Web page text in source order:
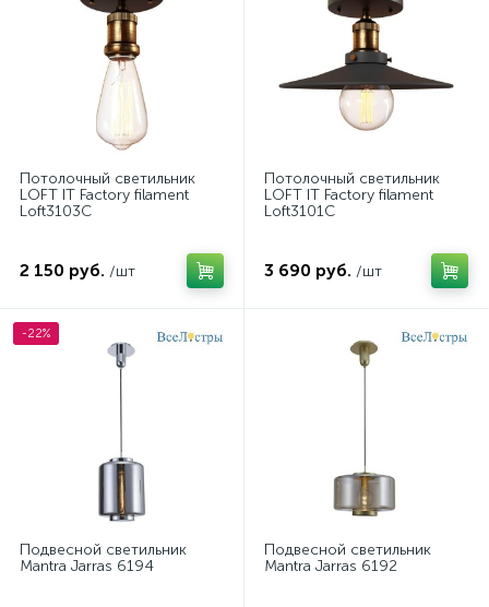
Потолочный светильник
LOFT IT Factory filament
Loft3103C
2 150 руб. /шт
Потолочный светильник
LOFT IT Factory filament
Loft3101C
3 690 руб. /шт
-22%
Подвесной светильник
Mantra Jarras 6194
Подвесной светильник
Mantra Jarras 6192